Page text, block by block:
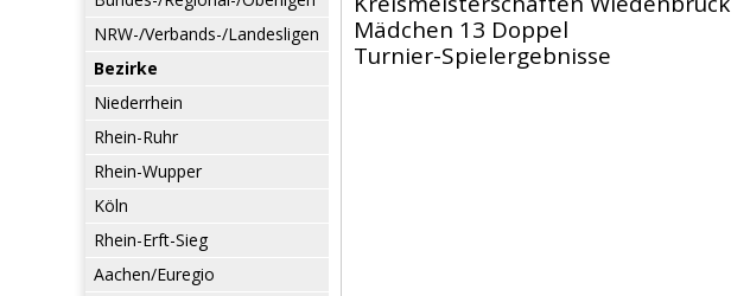
NRW-/Verbands-/Landesligen
Bezirke
Niederrhein
Rhein-Ruhr
Rhein-Wupper
Köln
Rhein-Erft-Sieg
Aachen/Euregio
Mädchen 13 Doppel
Turnier-Spielergebnisse